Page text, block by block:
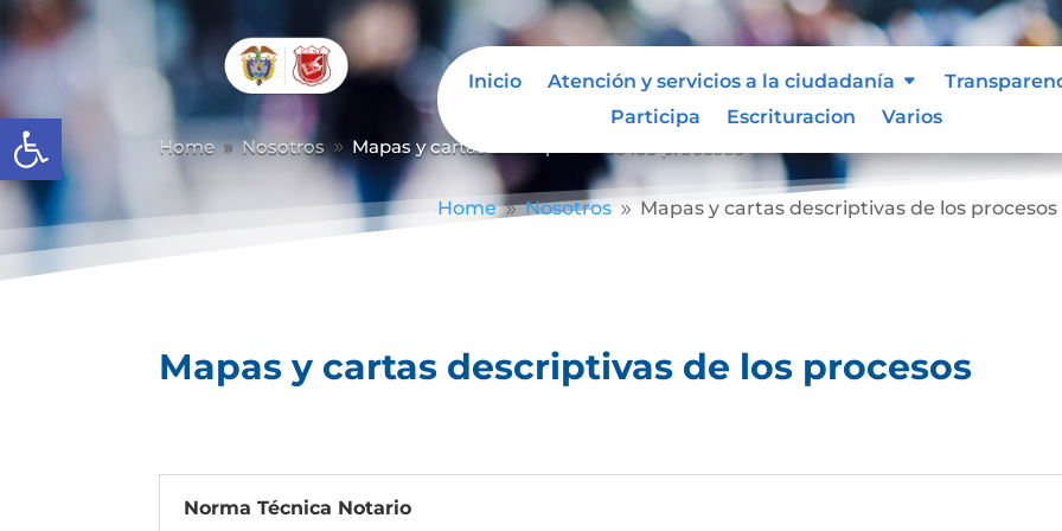
Abrir barra de herramientas
Inicio Atención y servicios a la ciudadanía
Participa
Escrituracion Varios
Home 9 Nosotros 9 Mapas y cartas descriptivas de los procesos
Home 9 Nosotros 9 Mapas y cartas descriptivas de los procesos
Mapas y cartas descriptivas de los procesos
Norma Técnica Notario